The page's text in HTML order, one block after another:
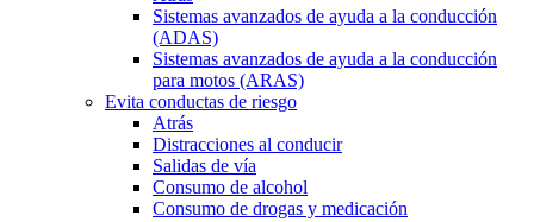
Sistemas avanzados de ayuda a la conducción
(ADAS)
Sistemas avanzados de ayuda a la conducción
para motos (ARAS)
Evita conductas de riesgo
Atrás
Distracciones al conducir
Salidas de vía
Consumo de alcohol
Consumo de drogas y medicación